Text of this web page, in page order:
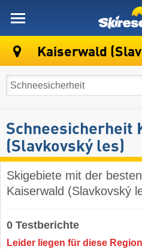
Kaiserwald
Schneesicherheit
(Slavkovský les)
Skigebiete mit der
Kaiserwald (Slavkovský
0 Testberichte
Leider liegen für diese